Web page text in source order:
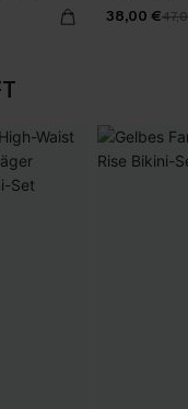
38,00 €